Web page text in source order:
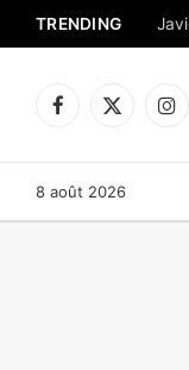
TRENDING
Facebook
X
8 août 2026